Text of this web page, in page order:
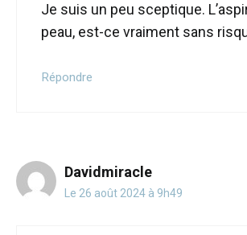
Je suis un peu sceptique.
peau, est-ce vraiment sans
Répondre
Davidmiracle
Le 26 août 2024 à 9h49